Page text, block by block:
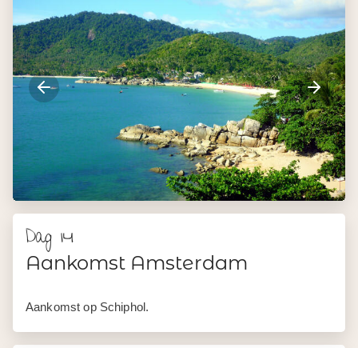
Dag 14
Aankomst Amsterdam
Aankomst op Schiphol.